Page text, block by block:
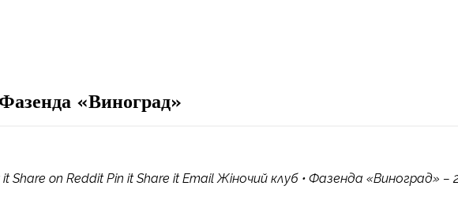
«Виноград»
Share on Reddit Pin it Share it Email Жіночий клуб • Фазенда «Виноград» –